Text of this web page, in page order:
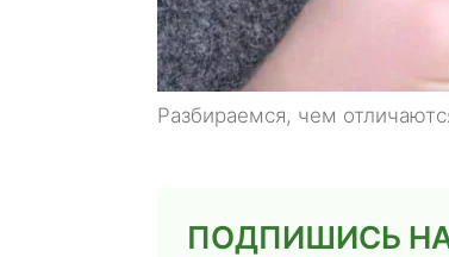
Разбираемся, чем
ПОДПИШИСЬ